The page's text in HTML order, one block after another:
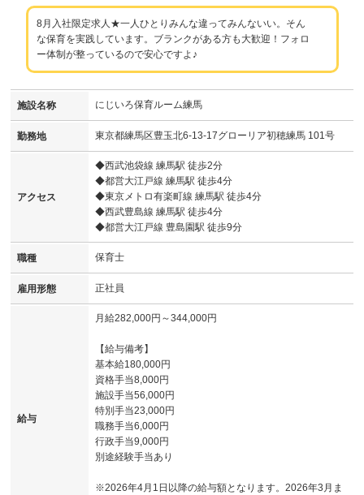
8月入社限定求人★一人ひとりみんな違ってみんないい。そん
な保育を実践しています。ブランクがある方も大歓迎！フォロ
ー体制が整っているので安心ですよ♪
施設名称 にじいろ保育ルーム練馬
勤務地 東京都練馬区豊玉北6-13-17グローリア初穂練馬 101号
アクセス
◆西武池袋線 練馬駅 徒歩2分
◆都営大江戸線 練馬駅 徒歩4分
◆東京メトロ有楽町線 練馬駅 徒歩4分
◆西武豊島線 練馬駅 徒歩4分
◆都営大江戸線 豊島園駅 徒歩9分
職種 保育士
雇用形態 正社員
給与
月給282,000円～344,000円
【給与備考】
基本給180,000円
資格手当8,000円
施設手当56,000円
特別手当23,000円
職務手当6,000円
行政手当9,000円
別途経験手当あり
※2026年4月1日以降の給与額となります。2026年3月ま